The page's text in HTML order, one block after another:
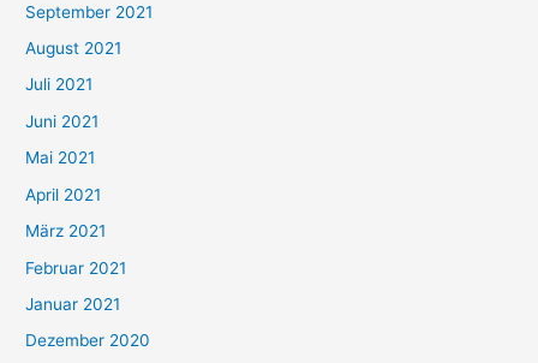
n
n
a
c
h
:
September 2021
August 2021
Juli 2021
Juni 2021
Mai 2021
April 2021
März 2021
Februar 2021
Januar 2021
Dezember 2020